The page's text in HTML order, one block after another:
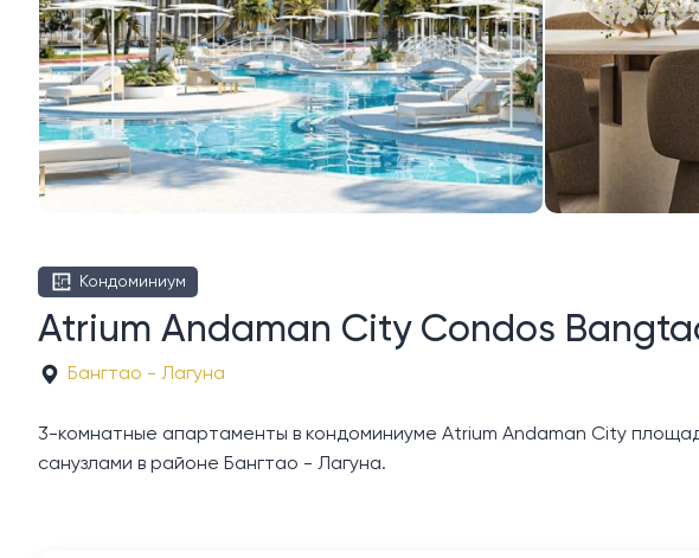
Кондоминиум
Atrium Andaman City Condos
Бангтао - Лагуна
3-комнатные апартаменты в кондоминиуме Atrium Andaman City
санузлами в районе Бангтао - Лагуна.